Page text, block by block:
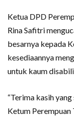
Ketua DPD
Rina Safitri
besarnya kepada
kesediaannya
untuk kaum
“Terima kasih
Ketum Perempuan